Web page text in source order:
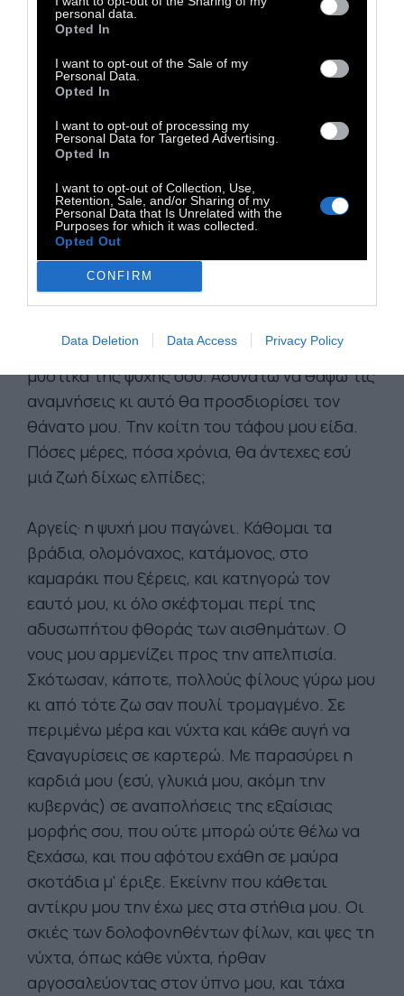
personal data.
Opted In
I want to opt-out of the Sale of my
Personal Data.
Opted In
I want to opt-out of processing my
Personal Data for Targeted Advertising.
Opted In
I want to opt-out of Collection, Use,
Retention, Sale, and/or Sharing of my
Personal Data that Is Unrelated with the
Purposes for which it was collected.
Opted Out
CONFIRM
Data Deletion Data Access Privacy Policy
αγάπησα και αγαπήθηκα, κι εσένα δείχνω
Λιποτάκτης στην μυριάνθρωπη έρημη Αθήνα
που με τρομοκρατεί κι όλο με εξωθεί προς
την αυτοκτονία. Η απαισιοδοξία είναι
απόδειξη ανθρωπιάς. Εγώ ειμί ο εχθρός μου.
πεντακάθαρα πως είμαι ένας αποτυχημένος.
Δεν θα σκεφτόμουνα ποτέ δίχως το
συνοικέσιον της μελαγχολίας. Συχνά κλέβω
ψυχές, μα εσύ δεν είσαι κοντά μου, ούτε σε
ξένα χέρια. Γέρασα με ερωτευμένη καρδιά
είναι επικίνδυνο να κατέχεις, τόσο πολύ, τα
μυστικά της ψυχής σου. Αδυνατώ να θάψω τις
αναμνήσεις κι αυτό θα προσδιορίσει τον
θάνατο μου. Την κοίτη του τάφου μου είδα.
Πόσες μέρες, πόσα χρόνια, θα άντεχες εσύ
μιά ζωή δίχως ελπίδες;
Αργείς· η ψυχή μου παγώνει. Κάθομαι τα
βράδια, ολομόναχος, κατάμονος, στο
καμαράκι που ξέρεις, και κατηγορώ τον
εαυτό μου, κι όλο σκέφτομαι περί της
αδυσωπήτου φθοράς των αισθημάτων. Ο
νους μου αρμενίζει προς την απελπισία.
Σκότωσαν, κάποτε, πολλούς φίλους γύρω μου
κι από τότε ζω σαν πουλί τρομαγμένο. Σε
περιμένω μέρα και νύχτα και κάθε αυγή να
ξαναγυρίσεις σε καρτερώ. Με παρασύρει η
καρδιά μου (εσύ, γλυκιά μου, ακόμη την
κυβερνάς) σε αναπολήσεις της εξαίσιας
μορφής σου, που ούτε μπορώ ούτε θέλω να
ξεχάσω, και που αφότου εχάθη σε μαύρα
σκοτάδια μ' έριξε. Εκείνην που κάθεται
αντίκρυ μου την έχω μες στα στήθια μου. Οι
σκιές των δολοφονηθέντων φίλων, και ψες τη
νύχτα, όπως κάθε νύχτα, ήρθαν
αργοσαλεύοντας στον ύπνο μου, και τάχα